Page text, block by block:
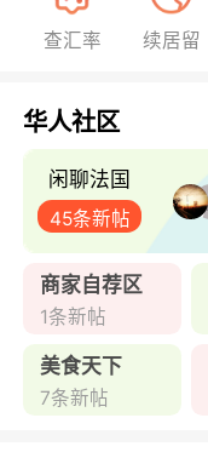
查汇率 续居留
华人社区
闲聊法国
45条新帖
商家自荐区
1条新帖
美食天下
7条新帖